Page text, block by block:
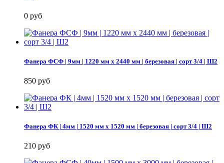
0 руб
Фанера ФСФ | 9мм | 1220 мм х 2440 мм | березовая | сорт 3/4 | Ш2
850 руб
Фанера ФК | 4мм | 1520 мм х 1520 мм | березовая | сорт 3/4 | Ш2
210 руб